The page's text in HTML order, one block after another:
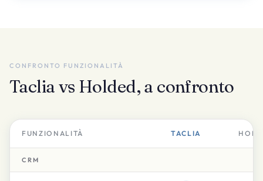
CONFRONTO FUNZIONALITÀ
Taclia vs Holded, a confronto
FUNZIONALITÀ TACLIA
CRM